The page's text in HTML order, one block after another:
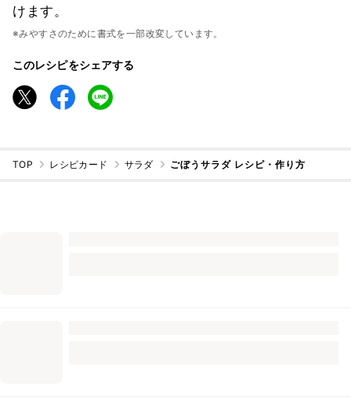
けます。
※みやすさのために書式を一部改変しています。
このレシピをシェアする
TOP レシピカード サラダ ごぼうサラダ レシピ・作り方